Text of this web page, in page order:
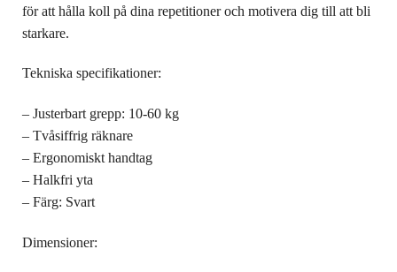
för att hålla koll på dina repetitioner och motivera dig till att bli
starkare.
Tekniska specifikationer:
– Justerbart grepp: 10-60 kg
– Tvåsiffrig räknare
– Ergonomiskt handtag
– Halkfri yta
– Färg: Svart
Dimensioner: